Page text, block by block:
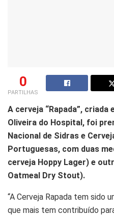
0
PARTILHAS
A cerveja “Rapada”, criada
Oliveira do Hospital, foi
Nacional de Sidras e
Portuguesas, com duas
cerveja Hoppy Lager) e
Oatmeal Dry Stout).
“A Cerveja Rapada tem sido
que mais tem contribuído